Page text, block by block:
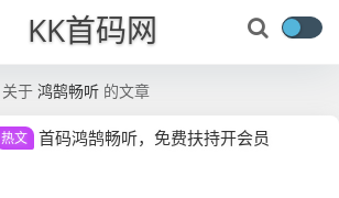
KK首码网
关于 鸿鹄畅听 的文章
热文 首码鸿鹄畅听，免费扶持开会员